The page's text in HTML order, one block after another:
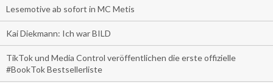
Lesemotive ab sofort in MC Metis
Kai Diekmann: Ich war BILD
TikTok und Media Control veröffentlichen die erste offizielle
#BookTok Bestsellerliste